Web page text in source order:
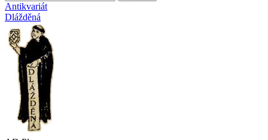
Antikvariát
Dlážděná